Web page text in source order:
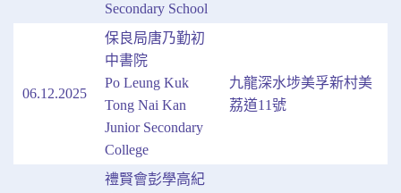
Secondary School
06.12.2025
保良局唐乃勤初
中書院
Po Leung Kuk
Tong Nai Kan
Junior Secondary
College
九龍深水埗美孚新村美
荔道11號
禮賢會彭學高紀